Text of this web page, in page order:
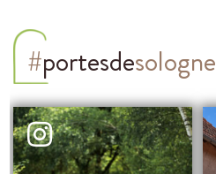
#portesdesologne